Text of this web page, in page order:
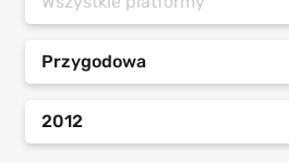
Przygodowa
2012